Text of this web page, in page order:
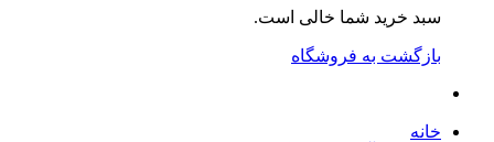
سبد خرید شما خالی است.
بازگشت به فروشگاه
خانه